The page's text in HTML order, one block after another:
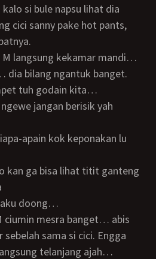
si bule napsu lihat dia
cici sanny pake hot pants,
dia bilang ngantuk banget.
tuh godain kita…
aku doong…
sama si cici. Engga
telanjang ajah…